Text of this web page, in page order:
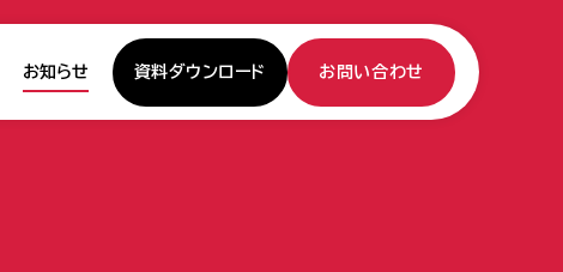
お知らせ 資料ダウンロード お問い合わせ